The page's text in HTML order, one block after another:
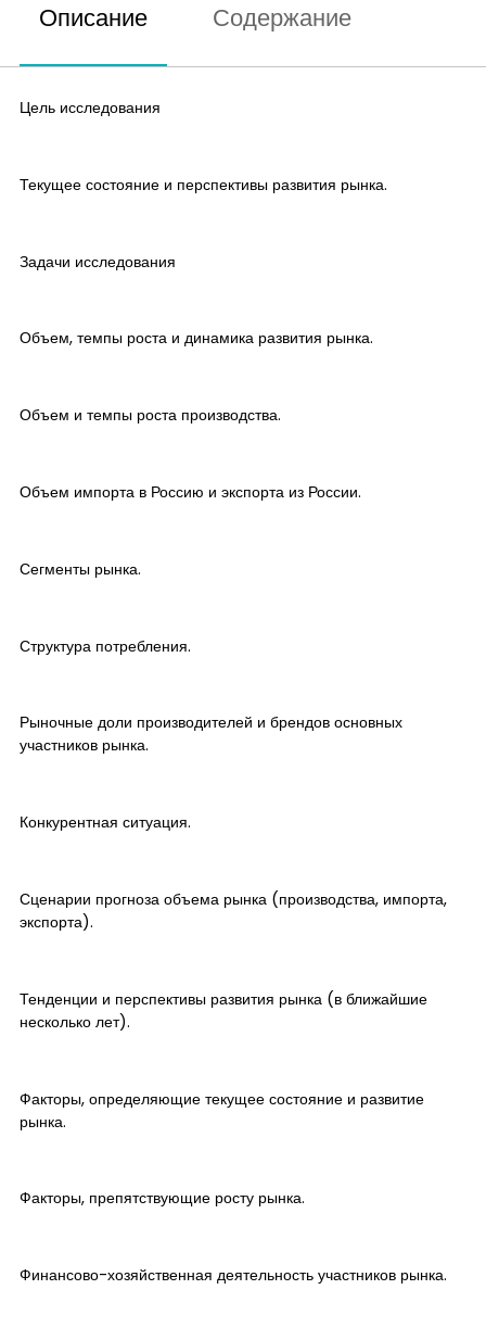
Описание Содержание
Цель исследования
Текущее состояние и перспективы развития рынка.
Задачи исследования
Объем, темпы роста и динамика развития рынка.
Объем и темпы роста производства.
Объем импорта в Россию и экспорта из России.
Сегменты рынка.
Структура потребления.
Рыночные доли производителей и брендов основных
участников рынка.
Конкурентная ситуация.
Сценарии прогноза объема рынка (производства, импорта,
экспорта).
Тенденции и перспективы развития рынка (в ближайшие
несколько лет).
Факторы, определяющие текущее состояние и развитие
рынка.
Факторы, препятствующие росту рынка.
Финансово-хозяйственная деятельность участников рынка.